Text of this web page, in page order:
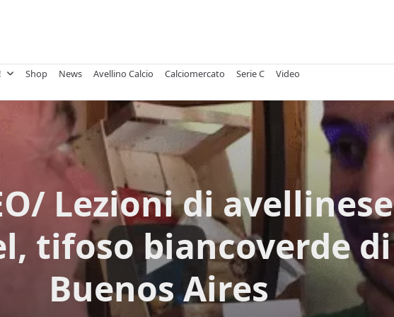
Shop News Avellino Calcio Calciomercato Serie C
Video
Lezioni di avellinese
tifoso biancoverde di
Buenos Aires